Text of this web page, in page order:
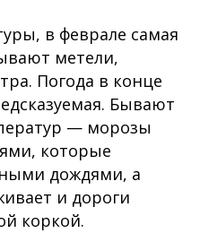
в феврале самая
метели,
Погода в конце
Бывают
— морозы
которые
дождями, а
и дороги
коркой.